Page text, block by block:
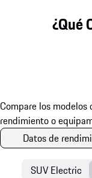
¿Qué
Datos de
SUV Electric